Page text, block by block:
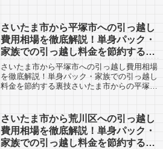
てみてください。さいたま市から福島県の
郡...
さいたま市から平塚市への引っ越し
費用相場を徹底解説！単身パック・
家族での引っ越し料金を節約する裏
技
さいたま市から平塚市への引っ越し費用相場
を徹底解説！単身パック・家族での引っ越し
料金を節約する裏技さいたま市からの平塚市
てみてください。さいたま市から神奈川県
の...
さいたま市から荒川区への引っ越し
費用相場を徹底解説！単身パック・
家族での引っ越し料金を節約する裏